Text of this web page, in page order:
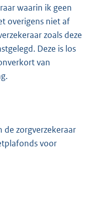
waarin ik geen
overigens niet af
zoals deze
Deze is los
van
de zorgverzekeraar
voor